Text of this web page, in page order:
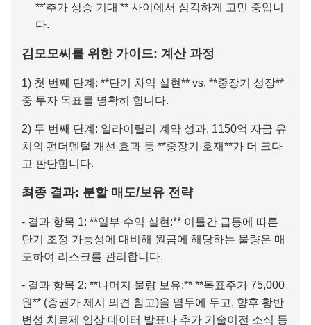
**'추가 상승 기대'** 사이에서 심각하게 고민 중입니
다.
김모모씨를 위한 가이드: 계산 과정
1) 첫 번째 단계: **단기 차익 실현** vs. **중장기 성장**
중 투자 목표를 명확히 합니다.
2) 두 번째 단계: 일라이릴리 계약 성과, 1150억 자금 유
치의 펀더멘털 개선 효과 등 **중장기 호재**가 더 크다
고 판단합니다.
최종 결과: 분할 매도/보유 전략
- 결과 항목 1: **일부 수익 실현:** 이틀간 급등에 따른
단기 조정 가능성에 대비해 원금에 해당하는 물량은 매
도하여 리스크를 관리합니다.
- 결과 항목 2: **나머지 물량 보유:** **목표주가 75,000
원** (증권가 제시 의견 참고)을 염두에 두고, 향후 황반
변성 치료제 임상 데이터 발표나 추가 기술이전 소식 등